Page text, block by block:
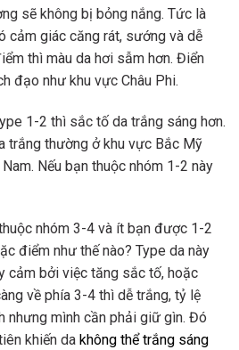
sẽ không bị bỏng nắng. Tức là
cảm giác căng rát, sướng và dễ
thì màu da hơi sẫm hơn. Điển
đạo như khu vực Châu Phi.
1-2 thì sắc tố da trắng sáng hơn.
trắng thường ở khu vực Bắc Mỹ
Nếu bạn thuộc nhóm 1-2 này
nhóm 3-4 và ít bạn được 1-2
điểm như thế nào? Type da này
cảm bởi việc tăng sắc tố, hoặc
về phía 3-4 thì dễ trắng, tỷ lệ
nhưng mình cần phải giữ gìn. Đó
khiến da không thể trắng sáng